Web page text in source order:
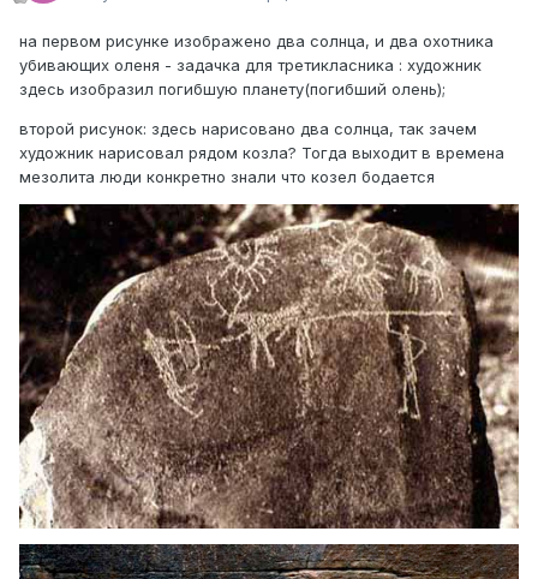
на первом рисунке изображено два солнца, и два охотника
убивающих оленя - задачка для третикласника : художник
здесь изобразил погибшую планету(погибший олень);
второй рисунок: здесь нарисовано два солнца, так зачем
художник нарисовал рядом козла? Тогда выходит в времена
мезолита люди конкретно знали что козел бодается